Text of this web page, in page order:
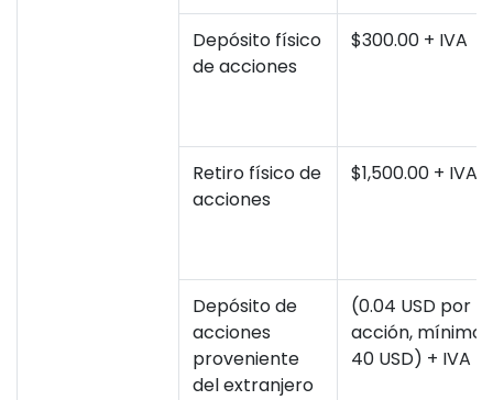
Depósito físico
de acciones
$300.00 + IVA
Retiro físico de
acciones
$1,500.00 + IVA
Depósito de
acciones
proveniente
del extranjero
(0.04 USD por
acción, mínimo
40 USD) + IVA